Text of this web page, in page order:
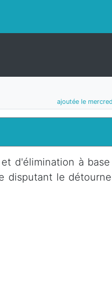
ajoutée le
d'élimination à
disputant le